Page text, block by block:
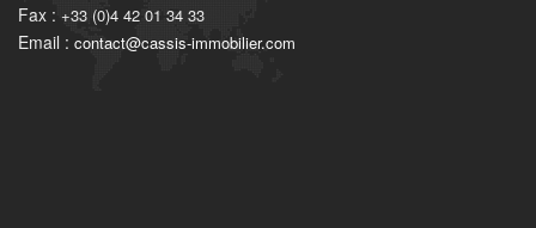
Fax : +33 (0)4 42 01 34 33
Email : contact@cassis-immobilier.com